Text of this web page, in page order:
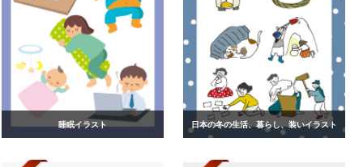
睡眠イラスト 日本の冬の生活、暮らし、装いイラスト